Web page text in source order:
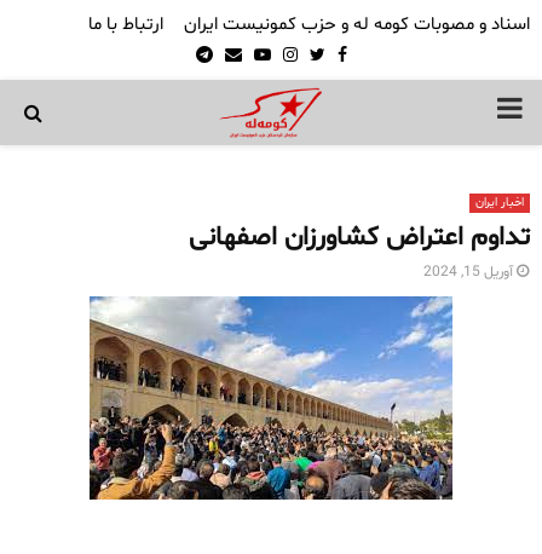
اسناد و مصوبات کومه له و حزب کمونیست ایران ارتباط با ما
Facebook
Twitter
Instagram
Youtube
Email
Telegram
PRIMARY
اخبار ایران
تداوم اعتراض کشاورزان اصفهانی
آوریل 15, 2024